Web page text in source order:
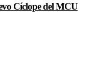
Cíclope del MCU